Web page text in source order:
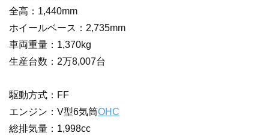
全高：1,440mm
ホイールベース：2,735mm
車両重量：1,370kg
生産台数：2万8,007台
駆動方式：FF
エンジン：V型6気筒OHC
総排気量：1,998cc